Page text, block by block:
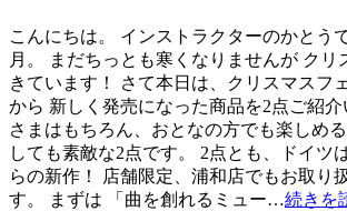
こんにちは。 インストラクターのかとう
月。 まだちっとも寒くなりませんが クリ
きています！ さて本日は、クリスマスフ
から 新しく発売になった商品を2点ご紹
さまはもちろん、おとなの方でも楽しめ
しても素敵な2点です。 2点とも、ドイツ
らの新作！ 店舗限定、浦和店でもお取り
す。 まずは 「曲を創れるミュー…続きを